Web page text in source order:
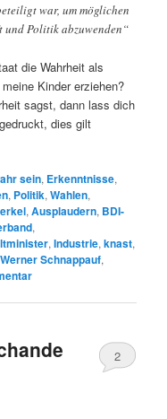
war, um möglichen
und Politik abzuwenden“
die Wahrheit als
Kinder erziehen?
sagst, dann lass dich
dies gilt
sein, Erkenntnisse,
, Politik,Wahlen,
,Ausplaudern, BDI-
,
,Industrie,knast,
Werner Schnappauf,
2